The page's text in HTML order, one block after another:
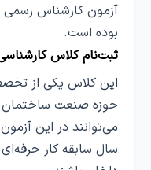
آزمون کارشناس رسمی
بوده است.
ثبت‌نام کلاس
این کلاس یکی از
حوزه صنعت ساختمان
سال سابقه‌ کار